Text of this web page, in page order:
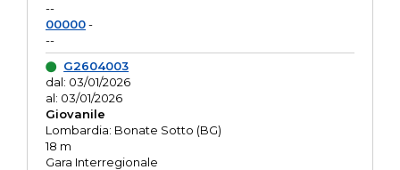
--
00000-
--
G2604003
dal: 03/01/2026
al: 03/01/2026
Giovanile
Lombardia: Bonate Sotto (BG)
18 m
Gara Interregionale